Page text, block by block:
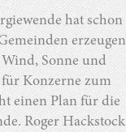
hat schon
erzeugen
Sonne und
Konzerne zum
einen Plan für die
Roger Hackstock